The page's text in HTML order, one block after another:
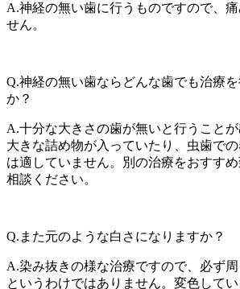
A.神経の無い歯に行うものですので、
せん。
Q.神経の無い歯ならどんな歯でも治療
か？
A.十分な大きさの歯が無いと行うこと
大きな詰め物が入っていたり、虫歯で
は適していません。別の治療をおすす
相談ください。
Q.また元のような白さになりますか？
A.染み抜きの様な治療ですので、必ず
というわけではありません。変色して